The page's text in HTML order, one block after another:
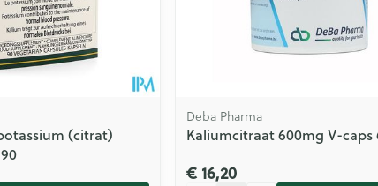
(citrat)
Deba Pharma
Kaliumcitraat 600mg V-caps
€ 16,20